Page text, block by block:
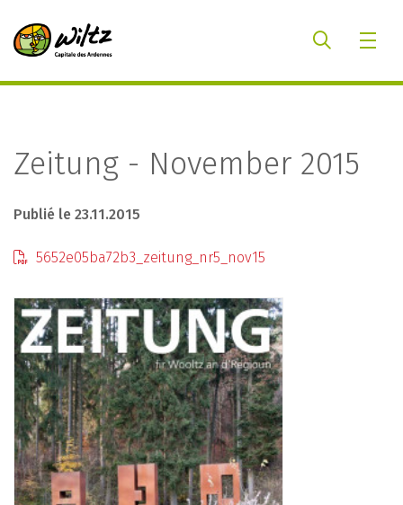
Zeitung - November 2015
Publié le 23.11.2015
5652e05ba72b3_zeitung_nr5_nov15